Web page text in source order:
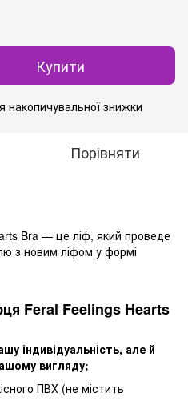
Купити
накопичувальної знижки
Порівняти
Bra — це ліф, який проведе
з новим ліфом у формі
Feral Feelings Hearts
індивідуальність, але й
вигляду;
ПВХ (не містить